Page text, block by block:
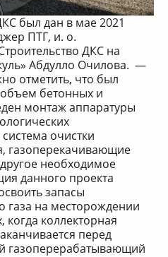
был дан в мае 2021
ПТГ, и. о.
ДКС на
Абдулло Очилова. —
отметить, что был
бетонных и
монтаж аппаратуры
очистки
газоперекачивающие
необходимое
данного проекта
запасы
газа на месторождении
когда коллекторная
перед
газоперерабатывающий